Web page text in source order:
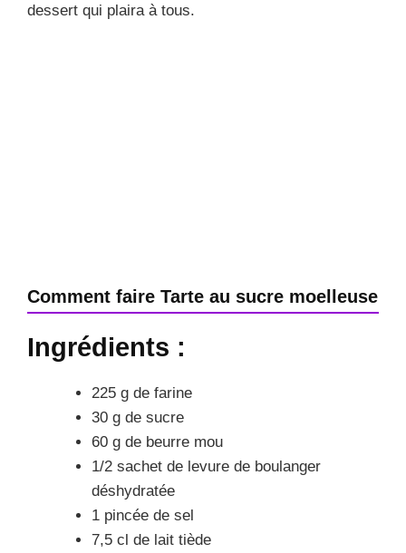
dessert qui plaira à tous.
Comment faire Tarte au sucre moelleuse
Ingrédients :
225 g de farine
30 g de sucre
60 g de beurre mou
1/2 sachet de levure de boulanger
déshydratée
1 pincée de sel
7,5 cl de lait tiède